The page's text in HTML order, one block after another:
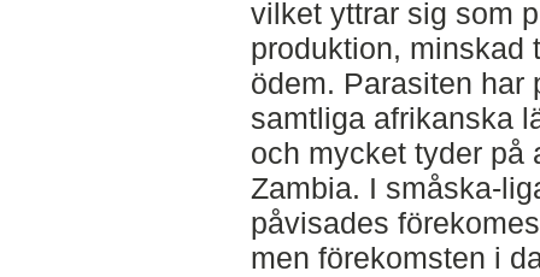
vilket yttrar sig som
produktion, minskad
ödem. Parasiten har
samtliga afrikanska
och mycket tyder på
Zambia. I småska-
påvisades
men förekomsten i